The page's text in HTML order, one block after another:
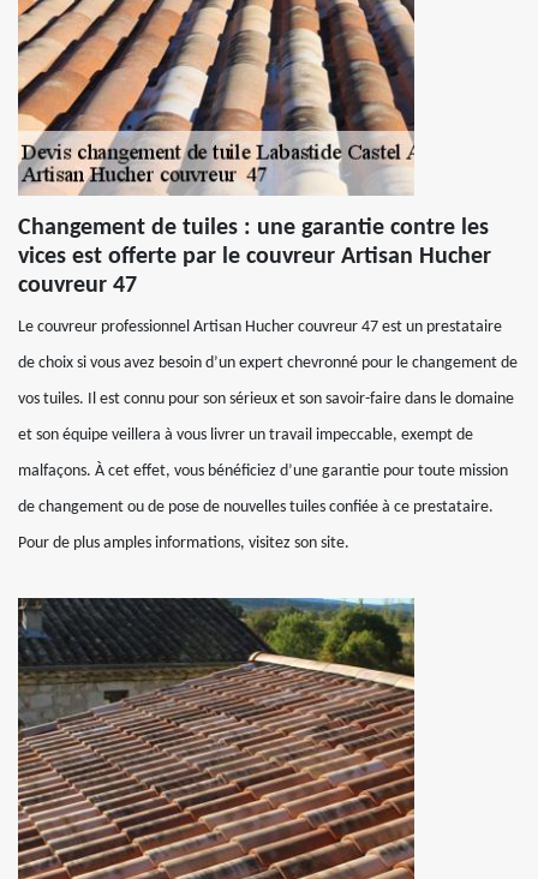
Changement de tuiles : une garantie contre les
vices est offerte par le couvreur Artisan Hucher
couvreur 47
Le couvreur professionnel Artisan Hucher couvreur 47 est un prestataire
de choix si vous avez besoin d’un expert chevronné pour le changement de
vos tuiles. Il est connu pour son sérieux et son savoir-faire dans le domaine
et son équipe veillera à vous livrer un travail impeccable, exempt de
malfaçons. À cet effet, vous bénéficiez d’une garantie pour toute mission
de changement ou de pose de nouvelles tuiles confiée à ce prestataire.
Pour de plus amples informations, visitez son site.